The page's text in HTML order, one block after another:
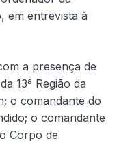
em entrevista à
a presença de
13ª Região da
o comandante do
o comandante
Corpo de